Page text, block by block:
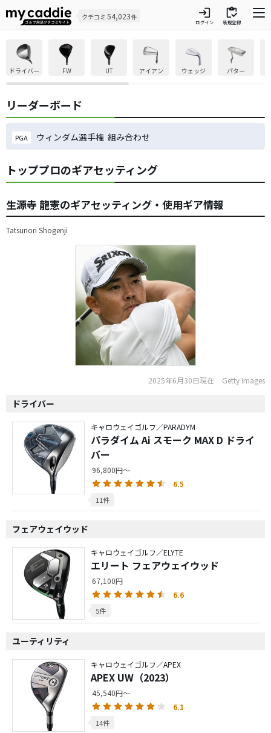
クチコミ 54,023件 login
ログイン
inventory
新規登録
ドライバー FW UT アイアン ウェッジ パター
リーダーボード
PGA ウィンダム選手権 組み合わせ
トッププロのギアセッティング
生源寺 龍憲のギアセッティング・使用ギア情報
Tatsunori Shogenji
2025年6月30日現在 Getty Images
ドライバー
キャロウェイゴルフ／PARADYM
パラダイム Ai スモーク MAX D ドライ
バー
96,800円～
6.5
11件
フェアウェイウッド
キャロウェイゴルフ／ELYTE
エリート フェアウェイウッド
67,100円
6.6
5件
ユーティリティ
キャロウェイゴルフ／APEX
APEX UW（2023）
45,540円～
6.1
14件